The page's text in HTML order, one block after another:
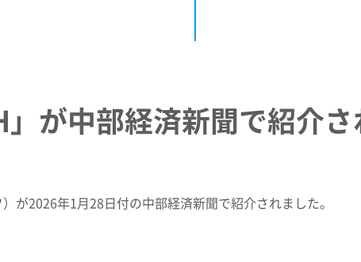
」が中部経済新聞で紹介さ
が2026年1月28日付の中部経済新聞で紹介されました。